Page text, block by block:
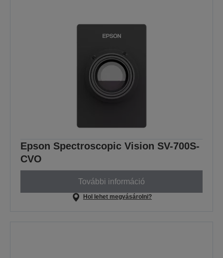
Epson Spectroscopic Vision SV-700S-
CVO
További információ
Hol lehet megvásárolni?